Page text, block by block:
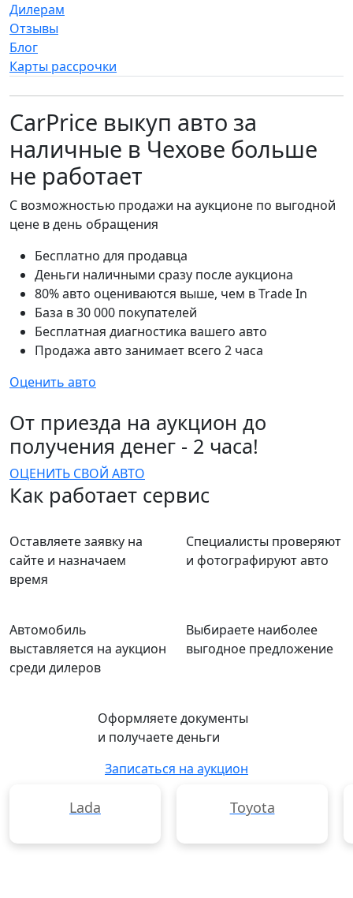
Дилерам
Отзывы
Блог
Карты рассрочки
CarPrice выкуп авто за
наличные в Чехове больше
не работает
С возможностью продажи на аукционе по выгодной
цене в день обращения
Бесплатно для продавца
Деньги наличными сразу после аукциона
80% авто оцениваются выше, чем в Trade In
База в 30 000 покупателей
Бесплатная диагностика вашего авто
Продажа авто занимает всего 2 часа
Оценить авто
От приезда на аукцион до
получения денег - 2 часа!
ОЦЕНИТЬ СВОЙ АВТО
Как работает сервис
Оставляете заявку на
сайте и назначаем
время
Специалисты проверяют
и фотографируют авто
Автомобиль
выставляется на аукцион
среди дилеров
Выбираете наиболее
выгодное предложение
Оформляете документы
и получаете деньги
Записаться на аукцион
Lada Toyota